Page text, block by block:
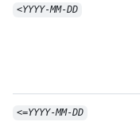
<YYYY-MM-DD
<=YYYY-MM-DD